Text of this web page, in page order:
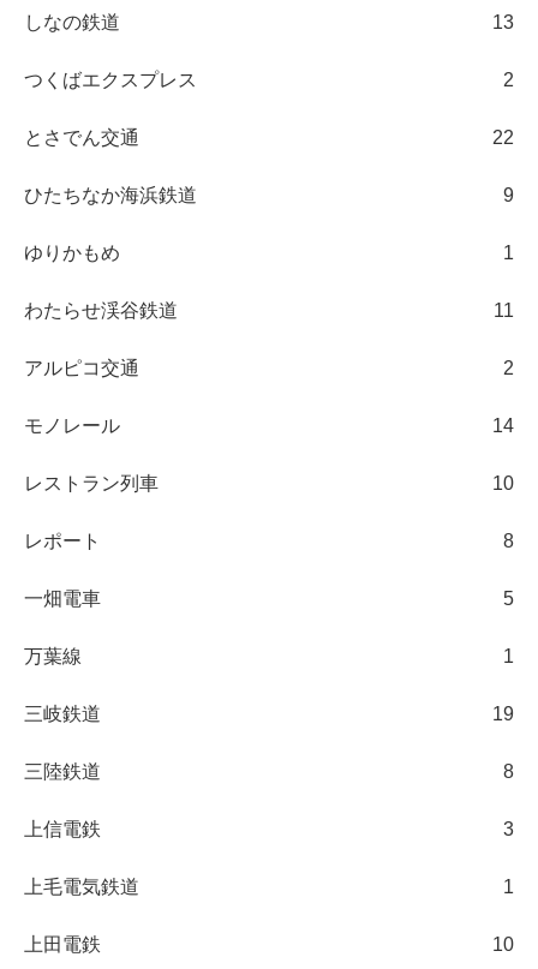
しなの鉄道 13
つくばエクスプレス 2
とさでん交通 22
ひたちなか海浜鉄道 9
ゆりかもめ 1
わたらせ渓谷鉄道 11
アルピコ交通 2
モノレール 14
レストラン列車 10
レポート 8
一畑電車 5
万葉線 1
三岐鉄道 19
三陸鉄道 8
上信電鉄 3
上毛電気鉄道 1
上田電鉄 10